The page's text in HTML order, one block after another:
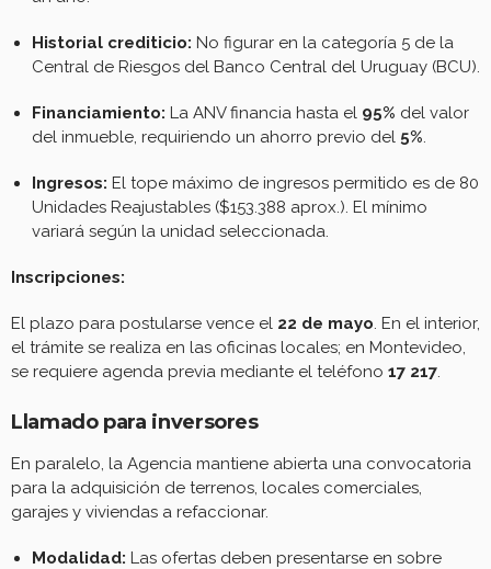
Historial crediticio: No figurar en la categoría 5 de la
Central de Riesgos del Banco Central del Uruguay (BCU).
Financiamiento: La ANV financia hasta el 95% del valor
del inmueble, requiriendo un ahorro previo del 5%.
Ingresos: El tope máximo de ingresos permitido es de 80
Unidades Reajustables ($153.388 aprox.). El mínimo
variará según la unidad seleccionada.
Inscripciones:
El plazo para postularse vence el 22 de mayo. En el interior,
el trámite se realiza en las oficinas locales; en Montevideo,
se requiere agenda previa mediante el teléfono 17 217.
Llamado para inversores
En paralelo, la Agencia mantiene abierta una convocatoria
para la adquisición de terrenos, locales comerciales,
garajes y viviendas a refaccionar.
Modalidad: Las ofertas deben presentarse en sobre